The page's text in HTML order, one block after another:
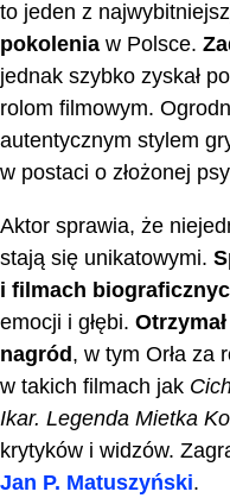
to jeden z
pokolenia w Polsce.
jednak szybko zyskał
rolom filmowym.
autentycznym stylem
w postaci o złożonej
Aktor sprawia, że
stają się unikatowymi.
i filmach
emocji i głębi.
nagród, w tym Orła za
w takich filmach jak
Ikar. Legenda Mietka
krytyków i widzów.
Jan P. Matuszyński.